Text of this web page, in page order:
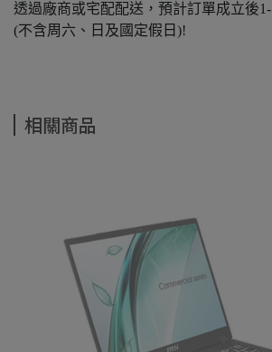
透過廠商或宅配配送，預計訂單成立後
(不含周六、日及國定假日)!
相關商品